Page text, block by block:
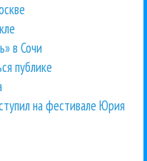
в Сочи
публике
на фестивале Юрия